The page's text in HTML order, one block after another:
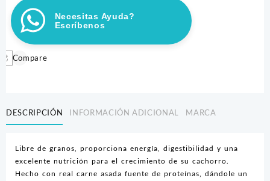
THE
WILD
HIGH
PRAIRIE
PUPPY
Necesitas Ayuda?
Escríbenos
Compare
DESCRIPCIÓN INFORMACIÓN ADICIONAL MARCA
Libre de granos, proporciona energía, digestibilidad y una
excelente nutrición para el crecimiento de su cachorro.
Hecho con real carne asada fuente de proteínas, dándole un